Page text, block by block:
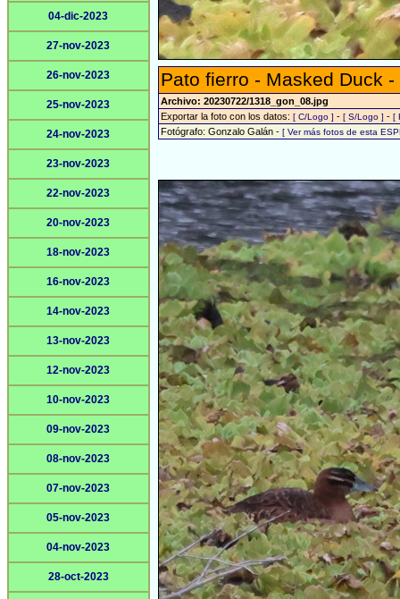
04-dic-2023
27-nov-2023
26-nov-2023
25-nov-2023
24-nov-2023
23-nov-2023
22-nov-2023
20-nov-2023
18-nov-2023
16-nov-2023
14-nov-2023
13-nov-2023
12-nov-2023
10-nov-2023
09-nov-2023
08-nov-2023
07-nov-2023
05-nov-2023
04-nov-2023
28-oct-2023
Pato fierro - Masked Duck -
Archivo: 20230722/1318_gon_08.jpg
Exportar la foto con los datos: [ C/Logo ] - [ S/Logo ] - [
Fotógrafo: Gonzalo Galán - [ Ver más fotos de esta